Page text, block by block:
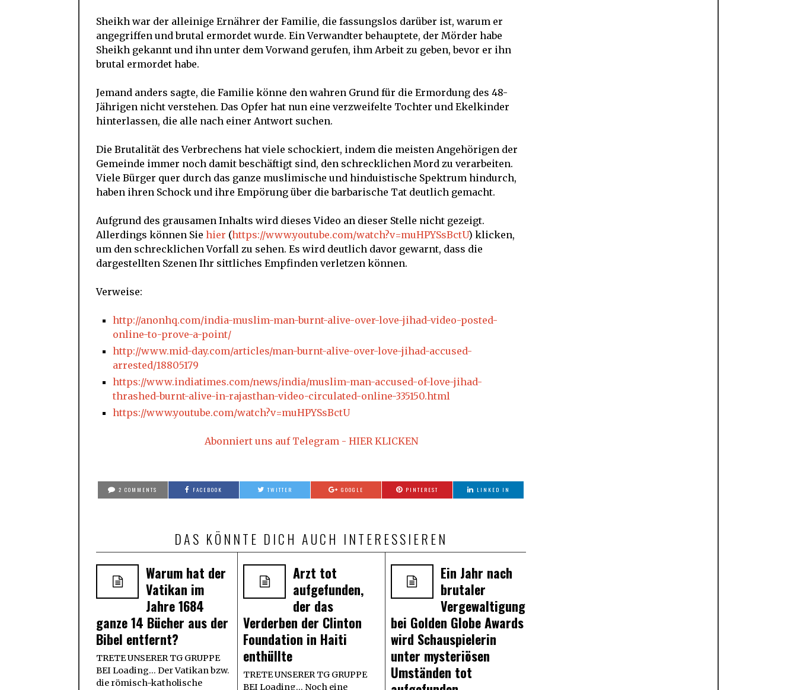
Sheikh war der alleinige Ernährer der Familie, die fassungslos darüber ist, warum er
angegriffen und brutal ermordet wurde. Ein Verwandter behauptete, der Mörder habe
Sheikh gekannt und ihn unter dem Vorwand gerufen, ihm Arbeit zu geben, bevor er ihn
brutal ermordet habe.
Jemand anders sagte, die Familie könne den wahren Grund für die Ermordung des 48-
Jährigen nicht verstehen. Das Opfer hat nun eine verzweifelte Tochter und Ekelkinder
hinterlassen, die alle nach einer Antwort suchen.
Die Brutalität des Verbrechens hat viele schockiert, indem die meisten Angehörigen der
Gemeinde immer noch damit beschäftigt sind, den schrecklichen Mord zu verarbeiten.
Viele Bürger quer durch das ganze muslimische und hinduistische Spektrum hindurch,
haben ihren Schock und ihre Empörung über die barbarische Tat deutlich gemacht.
Aufgrund des grausamen Inhalts wird dieses Video an dieser Stelle nicht gezeigt.
Allerdings können Sie hier (https://www.youtube.com/watch?v=muHPYSsBctU) klicken,
um den schrecklichen Vorfall zu sehen. Es wird deutlich davor gewarnt, dass die
dargestellten Szenen Ihr sittliches Empfinden verletzen können.
Verweise:
http://anonhq.com/india-muslim-man-burnt-alive-over-love-jihad-video-posted-
online-to-prove-a-point/
http://www.mid-day.com/articles/man-burnt-alive-over-love-jihad-accused-
arrested/18805179
https://www.indiatimes.com/news/india/muslim-man-accused-of-love-jihad-
thrashed-burnt-alive-in-rajasthan-video-circulated-online-335150.html
https://www.youtube.com/watch?v=muHPYSsBctU
Abonniert uns auf Telegram - HIER KLICKEN
2 COMMENTS FACEBOOK TWITTER GOOGLE PINTEREST LINKED IN
DAS KÖNNTE DICH AUCH INTERESSIEREN
Warum hat der
Vatikan im
Jahre 1684
ganze 14 Bücher aus der
Bibel entfernt?
TRETE UNSERER TG GRUPPE
BEI Loading... Der Vatikan bzw.
die römisch-katholische
Arzt tot
aufgefunden,
der das
Verderben der Clinton
Foundation in Haiti
enthüllte
TRETE UNSERER TG GRUPPE
BEI Loading... Noch eine
Ein Jahr nach
brutaler
Vergewaltigung
bei Golden Globe Awards
wird Schauspielerin
unter mysteriösen
Umständen tot